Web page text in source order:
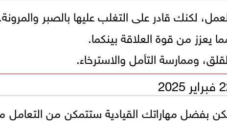
لكنك قادر على التغلب عليها بالصبر
يعزز من قوة العلاقة بينكما.
وممارسة التأمل والاسترخاء.
بفضل مهاراتك القيادية ستتمكن من التعامل